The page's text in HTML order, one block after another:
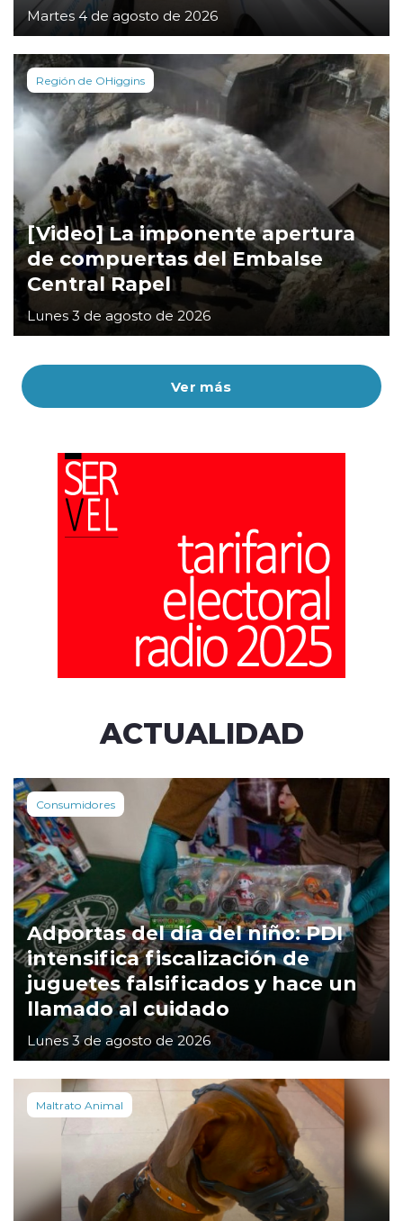
Ver más
Martes 4 de agosto de 2026
Región de OHiggins
[Video] La imponente apertura
de compuertas del Embalse
Central Rapel
Lunes 3 de agosto de 2026
ACTUALIDAD
Consumidores
Adportas del día del niño: PDI
intensifica fiscalización de
juguetes falsificados y hace un
llamado al cuidado
Lunes 3 de agosto de 2026
Maltrato Animal